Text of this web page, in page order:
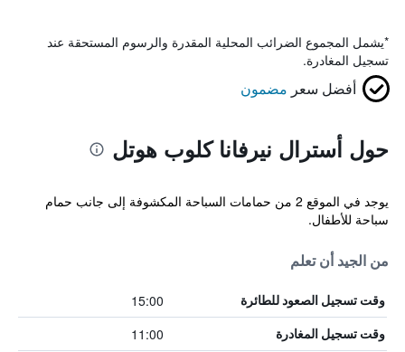
*يشمل المجموع الضرائب المحلية المقدرة والرسوم المستحقة عند
تسجيل المغادرة.
أفضل سعر مضمون
حول أسترال نيرفانا كلوب هوتل
يوجد في الموقع 2 من حمامات السباحة المكشوفة إلى جانب حمام
سباحة للأطفال.
من الجيد أن تعلم
وقت تسجيل الصعود للطائرة 15:00
وقت تسجيل المغادرة 11:00